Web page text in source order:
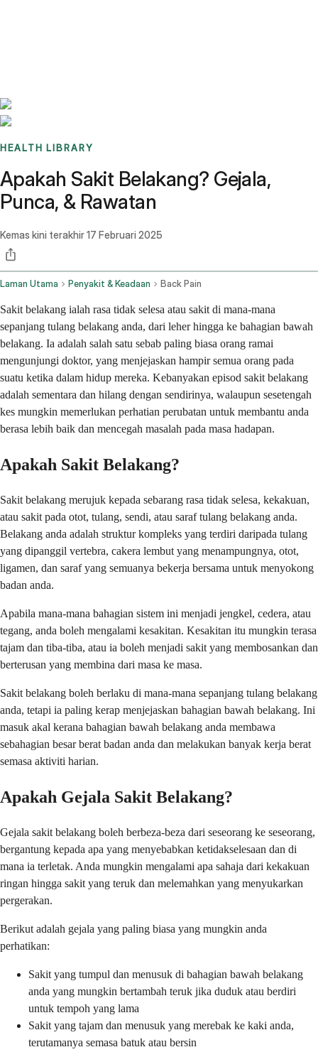
HEALTH LIBRARY
Apakah Sakit Belakang? Gejala,
Punca, & Rawatan
Kemas kini terakhir17 Februari 2025
Laman Utama Penyakit & Keadaan Back Pain
Sakit belakang ialah rasa tidak selesa atau sakit di mana-mana
sepanjang tulang belakang anda, dari leher hingga ke bahagian bawah
belakang. Ia adalah salah satu sebab paling biasa orang ramai
mengunjungi doktor, yang menjejaskan hampir semua orang pada
suatu ketika dalam hidup mereka. Kebanyakan episod sakit belakang
adalah sementara dan hilang dengan sendirinya, walaupun sesetengah
kes mungkin memerlukan perhatian perubatan untuk membantu anda
berasa lebih baik dan mencegah masalah pada masa hadapan.
Apakah Sakit Belakang?
Sakit belakang merujuk kepada sebarang rasa tidak selesa, kekakuan,
atau sakit pada otot, tulang, sendi, atau saraf tulang belakang anda.
Belakang anda adalah struktur kompleks yang terdiri daripada tulang
yang dipanggil vertebra, cakera lembut yang menampungnya, otot,
ligamen, dan saraf yang semuanya bekerja bersama untuk menyokong
badan anda.
Apabila mana-mana bahagian sistem ini menjadi jengkel, cedera, atau
tegang, anda boleh mengalami kesakitan. Kesakitan itu mungkin terasa
tajam dan tiba-tiba, atau ia boleh menjadi sakit yang membosankan dan
berterusan yang membina dari masa ke masa.
Sakit belakang boleh berlaku di mana-mana sepanjang tulang belakang
anda, tetapi ia paling kerap menjejaskan bahagian bawah belakang. Ini
masuk akal kerana bahagian bawah belakang anda membawa
sebahagian besar berat badan anda dan melakukan banyak kerja berat
semasa aktiviti harian.
Apakah Gejala Sakit Belakang?
Gejala sakit belakang boleh berbeza-beza dari seseorang ke seseorang,
bergantung kepada apa yang menyebabkan ketidakselesaan dan di
mana ia terletak. Anda mungkin mengalami apa sahaja dari kekakuan
ringan hingga sakit yang teruk dan melemahkan yang menyukarkan
pergerakan.
Berikut adalah gejala yang paling biasa yang mungkin anda
perhatikan:
Sakit yang tumpul dan menusuk di bahagian bawah belakang
anda yang mungkin bertambah teruk jika duduk atau berdiri
untuk tempoh yang lama
Sakit yang tajam dan menusuk yang merebak ke kaki anda,
terutamanya semasa batuk atau bersin